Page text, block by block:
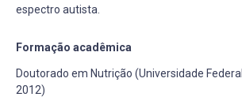
espectro autista.
Formação acadêmica
Doutorado em Nutrição (Universidade
2012)